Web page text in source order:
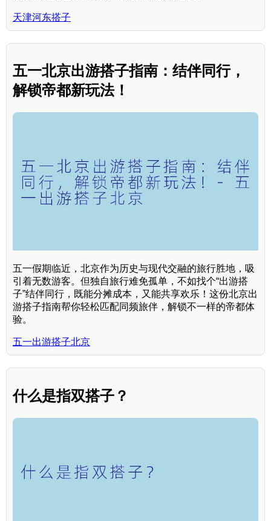
天津河东搭子
五一北京出游搭子指南：结伴同行，
解锁帝都新玩法！
五一假期临近，北京作为历史与现代交融的旅行胜地，吸
引着无数游客。但独自旅行难免孤单，不如找个“出游搭
子”结伴同行，既能分摊成本，又能共享欢乐！这份北京出
游搭子指南帮你轻松匹配同频旅伴，解锁不一样的帝都体
验。
五一出游搭子北京
什么是指双搭子？